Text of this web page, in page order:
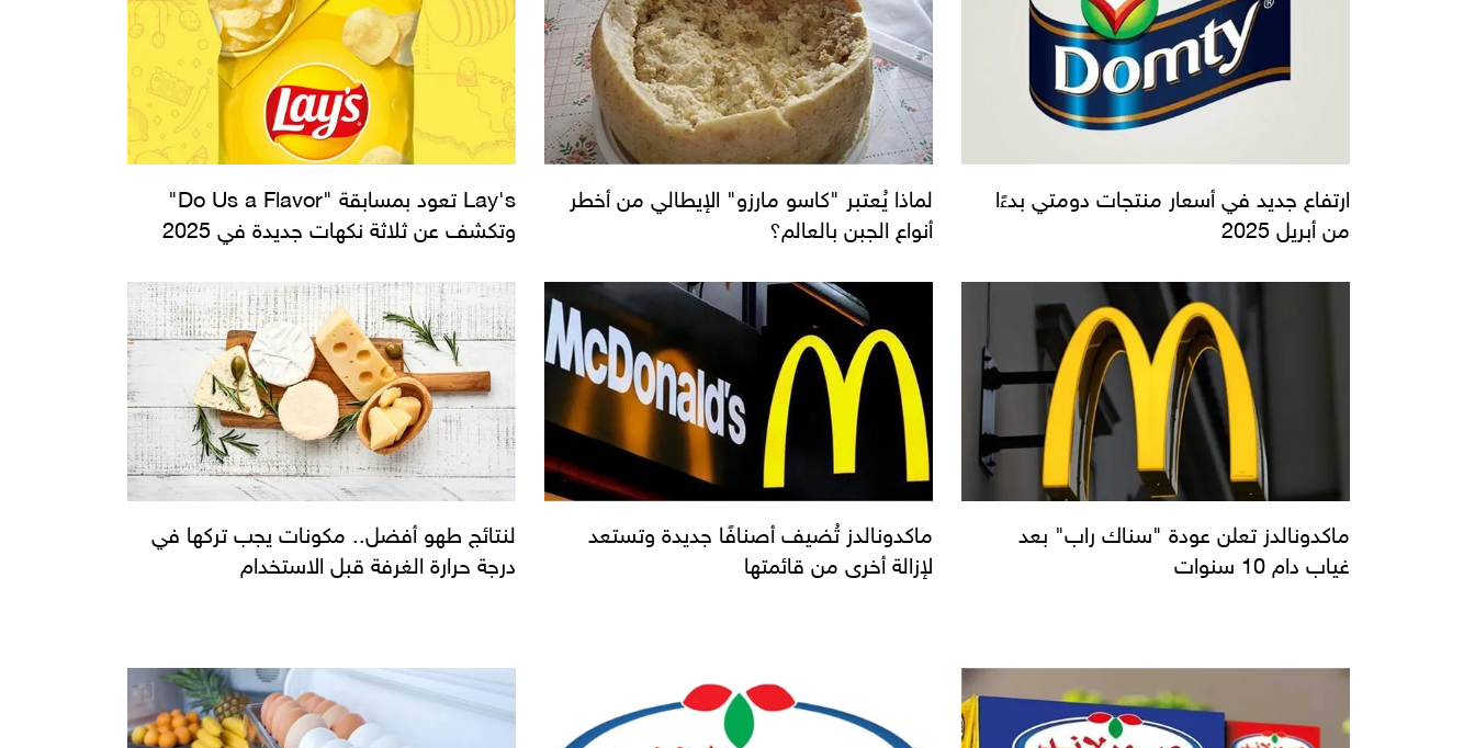
Lay's تعود بمسابقة "Do Us a Flavor"
وتكشف عن ثلاثة نكهات جديدة في 2025
لماذا يُعتبر "كاسو مارزو" الإيطالي من أخطر
أنواع الجبن بالعالم؟
ارتفاع جديد في أسعار منتجات دومتي بدءًا
من أبريل 2025
لنتائج طهو أفضل.. مكونات يجب تركها في
درجة حرارة الغرفة قبل الاستخدام
ماكدونالدز تُضيف أصنافًا جديدة وتستعد
لإزالة أخرى من قائمتها
ماكدونالدز تعلن عودة "سناك راب" بعد
غياب دام 10 سنوات